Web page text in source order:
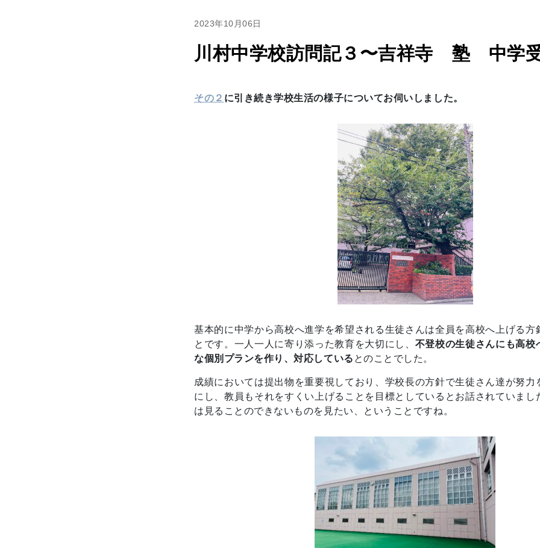
2023年10月06日
川村中学校訪問記３〜吉祥寺 塾 中学
その２ に引き続き学校生活の様子についてお伺いしました。
基本的に中学から高校へ進学を希望される生徒さんは全員を高校へ上げる方
とです。一人一人に寄り添った教育を大切にし、 不登校の生徒さんにも高校
な個別プランを作り、対応している とのことでした。
成績においては提出物を重要視しており、学校長の方針で生徒さん達が努力
にし、教員もそれをすくい上げることを目標としているとお話されていまし
は見ることのできないものを見たい、ということですね。